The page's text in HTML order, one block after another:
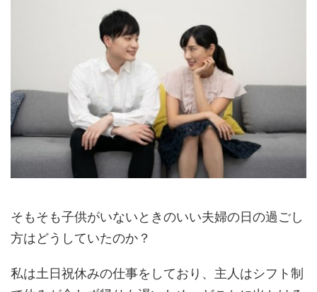
そもそも子供がいないときのいい夫婦の日の過ごし
方はどうしていたのか？
私は土日祝休みの仕事をしており、主人はシフト制